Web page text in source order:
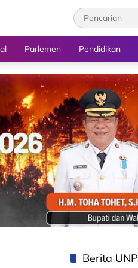
Parlemen Pendidikan
Berita UNP